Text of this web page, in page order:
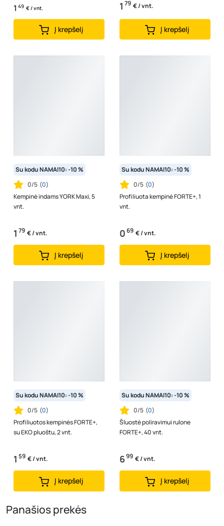
1 49 € / vnt.
Į krepšelį
1 79 € / vnt.
Į krepšelį
Su kodu NAMAI10: -10 %
0/5 (0)
Kempinė indams YORK Maxi, 5
vnt.
1 79 € / vnt.
Į krepšelį
Su kodu NAMAI10: -10 %
0/5 (0)
Profiliuota kempinė FORTE+, 1
vnt.
069 € / vnt.
Į krepšelį
Su kodu NAMAI10: -10 %
0/5 (0)
Profiliuotos kempinės FORTE+,
su EKO pluoštu, 2 vnt.
1 59 € / vnt.
Į krepšelį
Su kodu NAMAI10: -10 %
0/5 (0)
Šluostė poliravimui rulone
FORTE+, 40 vnt.
699 € / vnt.
Į krepšelį
Panašios prekės